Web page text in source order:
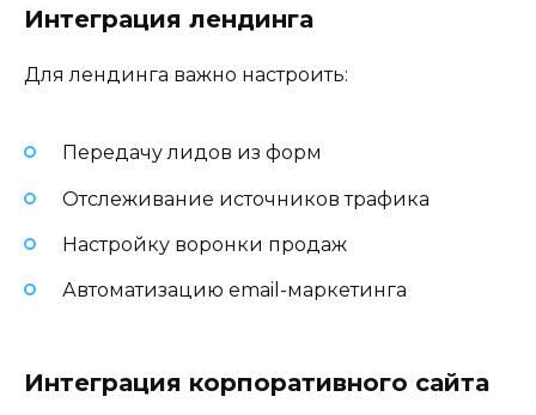
Интеграция лендинга
Для лендинга важно настроить:
Передачу лидов из форм
Отслеживание источников трафика
Настройку воронки продаж
Автоматизацию email-маркетинга
Интеграция корпоративного сайта